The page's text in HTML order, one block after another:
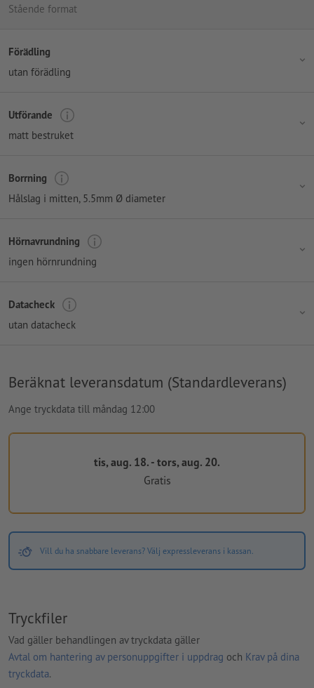
Stående format
Förädling
utan förädling
Utförande
matt bestruket
Borrning
Hålslag i mitten, 5.5mm Ø diameter
Hörnavrundning
ingen hörnrundning
Datacheck
utan datacheck
Beräknat leveransdatum (Standardleverans)
Ange tryckdata till måndag 12:00
tis, aug. 18. - tors, aug. 20.
Gratis
Vill du ha snabbare leverans? Välj expressleverans i kassan.
Tryckfiler
Vad gäller behandlingen av tryckdata gäller
Avtal om hantering av personuppgifter i uppdrag och Krav på dina
tryckdata.